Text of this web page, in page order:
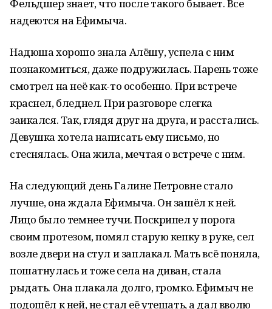
Фельдшер знает, что после такого бывает. Все
надеются на Ефимыча.
Надюша хорошо знала Алёшу, успела с ним
познакомиться, даже подружилась. Парень тоже
смотрел на неё как-то особенно. При встрече
краснел, бледнел. При разговоре слегка
заикался. Так, глядя друг на друга, и расстались.
Девушка хотела написать ему письмо, но
стеснялась. Она жила, мечтая о встрече с ним.
На следующий день Галине Петровне стало
лучше, она ждала Ефимыча. Он зашёл к ней.
Лицо было темнее тучи. Поскрипел у порога
своим протезом, помял старую кепку в руке, сел
возле двери на стул и заплакал. Мать всё поняла,
пошатнулась и тоже села на диван, стала
рыдать. Она плакала долго, громко. Ефимыч не
подошёл к ней, не стал её утешать, а дал вволю